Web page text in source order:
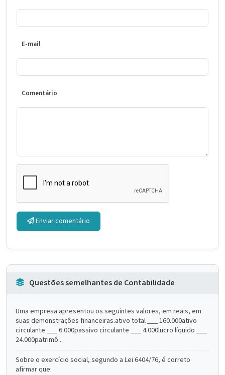
E-mail
Comentário
Enviar comentário
Questões semelhantes de Contabilidade
Uma empresa apresentou os seguintes valores, em reais, em
suas demonstraçôes financeiras.ativo total ___ 160.000ativo
circulante ___ 6.000passivo circulante ___ 4.000lucro líquido ___
24.000patrimô...
Sobre o exercício social, segundo a Lei 6404/76, é correto
afirmar que: